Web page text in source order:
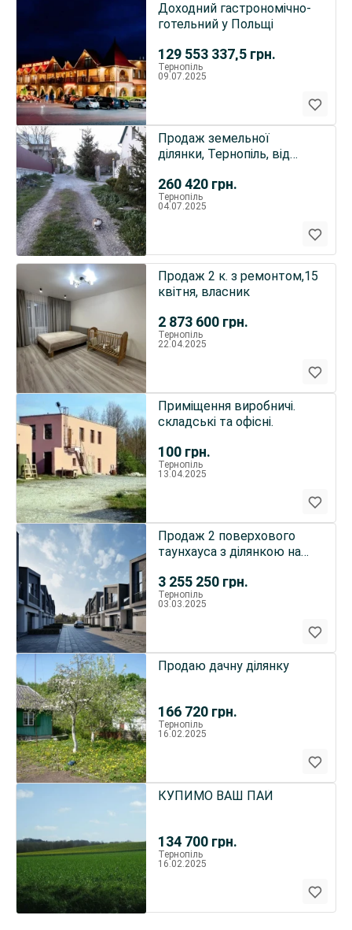
129 553 337,5 грн.
Доходний гастрономічно-
готельний у Польщі
Тернопіль
09.07.2025
260 420 грн.
Продаж земельної
ділянки, Тернопіль, від
Тернопіль
04.07.2025
2 873 600 грн.
Продаж 2 к. з ремонтом,15
квітня, власник
Тернопіль
22.04.2025
100 грн.
Приміщення виробничі.
складські та офісні.
Тернопіль
13.04.2025
3 255 250 грн.
Продаж 2 поверхового
таунхауса з ділянкою на
Тернопіль
03.03.2025
166 720 грн.
Продаю дачну ділянку
Тернопіль
16.02.2025
134 700 грн.
КУПИМО ВАШ ПАЙ
Тернопіль
16.02.2025